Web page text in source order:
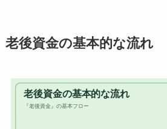
老後資金の基本的な流れ